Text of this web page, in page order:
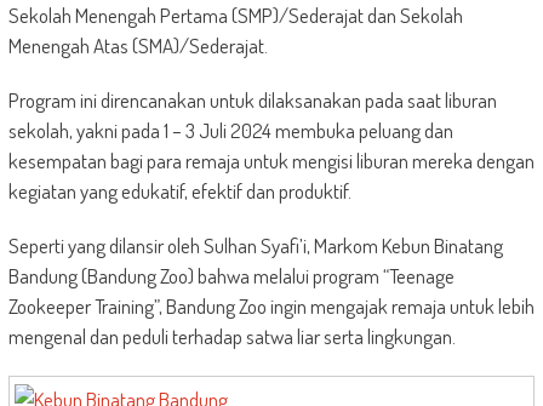
Sekolah Menengah Pertama (SMP)/Sederajat dan Sekolah
Menengah Atas (SMA)/Sederajat.
Program ini direncanakan untuk dilaksanakan pada saat liburan
sekolah, yakni pada 1 – 3 Juli 2024 membuka peluang dan
kesempatan bagi para remaja untuk mengisi liburan mereka dengan
kegiatan yang edukatif, efektif dan produktif.
Seperti yang dilansir oleh Sulhan Syafi’i, Markom Kebun Binatang
Bandung (Bandung Zoo) bahwa melalui program “Teenage
Zookeeper Training”, Bandung Zoo ingin mengajak remaja untuk lebih
mengenal dan peduli terhadap satwa liar serta lingkungan.